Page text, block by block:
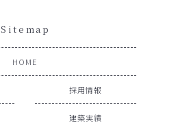
Sitemap
HOME
採用情報
建築実績